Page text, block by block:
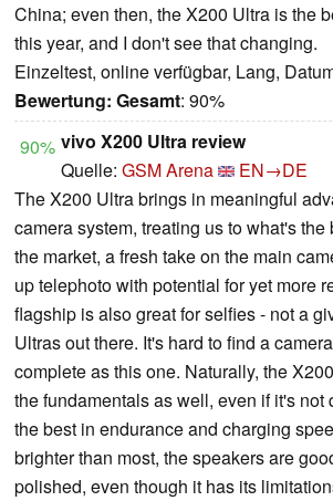
China; even then, the X200 Ultra is the
this year, and I don't see that changing.
Einzeltest, online verfügbar, Lang,
Bewertung: Gesamt: 90%
90% vivo X200 Ultra review
Quelle: GSM Arena
EN→DE
The X200 Ultra brings in meaningful
camera system, treating us to what's
the market, a fresh take on the main
up telephoto with potential for yet more
flagship is also great for selfies - not a
Ultras out there. It's hard to find a
complete as this one. Naturally, the
the fundamentals as well, even if it's not
the best in endurance and charging
brighter than most, the speakers are
polished, even though it has its